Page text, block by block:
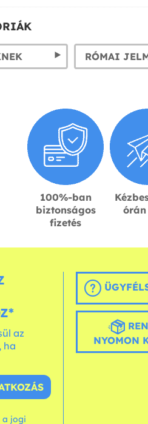
RÓMAI
100%-ban
biztonságos
fizetés
az
ha
a jogi
NYOMON